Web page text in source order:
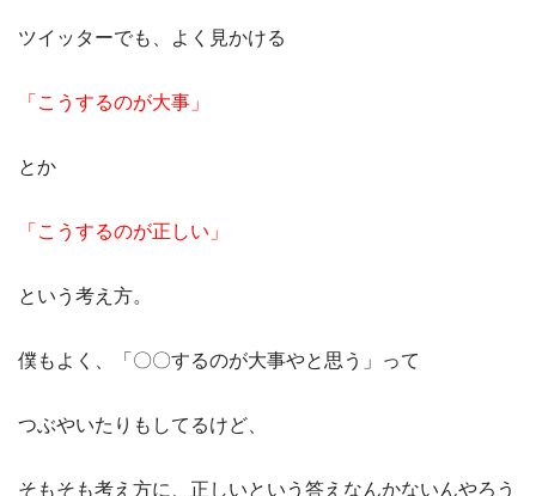
ツイッターでも、よく見かける
「こうするのが大事」
とか
「こうするのが正しい」
という考え方。
僕もよく、「〇〇するのが大事やと思う」って
つぶやいたりもしてるけど、
そもそも考え方に、正しいという答えなんかないんやろう